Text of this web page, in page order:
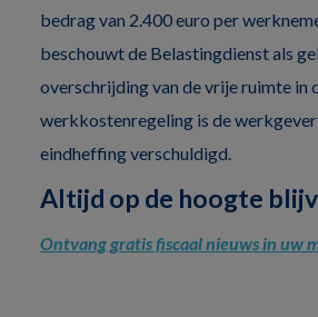
bedrag van 2.400 euro per
beschouwt de Belastingdienst als
overschrijding van de vrije ruimte in
werkkostenregeling is de
eindheffing verschuldigd.
Altijd op de hoogte
Ontvang gratis fiscaal nieuws in uw